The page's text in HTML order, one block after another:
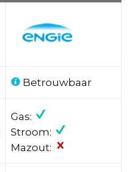
Betrouwbaar
Gas:
Stroom:
Mazout: